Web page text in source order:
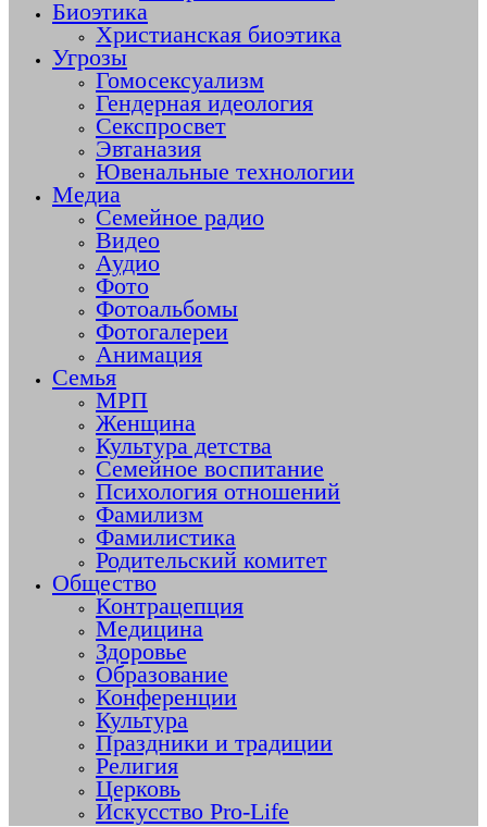
Биоэтика
Христианская биоэтика
Угрозы
Гомосексуализм
Гендерная идеология
Секспросвет
Эвтаназия
Ювенальные технологии
Медиа
Семейное радио
Видео
Аудио
Фото
Фотоальбомы
Фотогалереи
Анимация
Семья
МРП
Женщина
Культура детства
Семейное воспитание
Психология отношений
Фамилизм
Фамилистика
Родительский комитет
Общество
Контрацепция
Медицина
Здоровье
Образование
Конференции
Культура
Праздники и традиции
Религия
Церковь
Искусство Pro-Life